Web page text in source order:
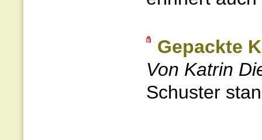
Gepackte
Von Katrin
Schuster